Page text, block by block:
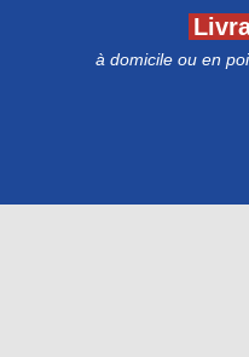
à domicile ou en